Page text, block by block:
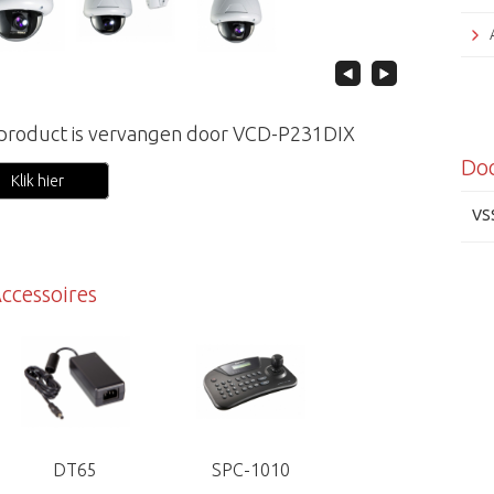
is vervangen door VCD-P231DIX
Klik hier
DT65 SPC-1010